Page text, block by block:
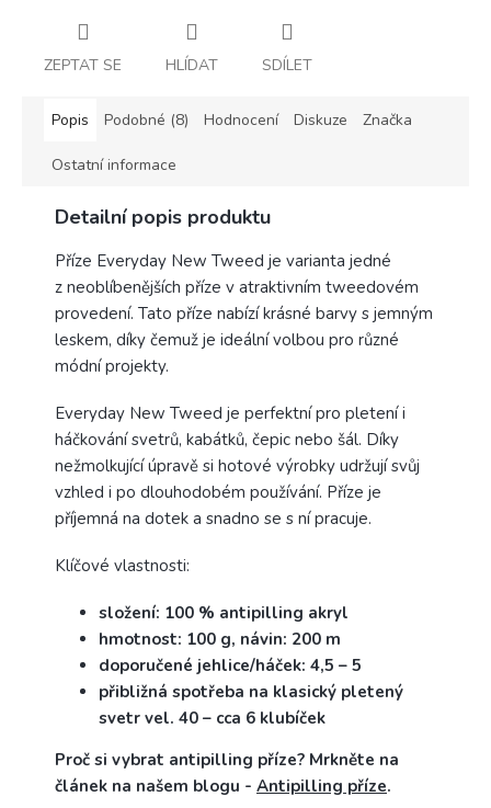
ZEPTAT SE HLÍDAT SDÍLET
Popis Podobné (8) Hodnocení Diskuze Značka
Ostatní informace
Detailní popis produktu
Příze Everyday New Tweed je varianta jedné
z neoblíbenějších příze v atraktivním tweedovém
provedení. Tato příze nabízí krásné barvy s jemným
leskem, díky čemuž je ideální volbou pro různé
módní projekty.
Everyday New Tweed je perfektní pro pletení i
háčkování svetrů, kabátků, čepic nebo šál. Díky
nežmolkující úpravě si hotové výrobky udržují svůj
vzhled i po dlouhodobém používání. Příze je
příjemná na dotek a snadno se s ní pracuje.
Klíčové vlastnosti:
složení: 100 % antipilling akryl
hmotnost: 100 g, návin: 200 m
doporučené jehlice/háček: 4,5 – 5
přibližná spotřeba na klasický pletený
svetr vel. 40 – cca 6 klubíček
Proč si vybrat antipilling příze? Mrkněte na
článek na našem blogu - Antipilling příze.